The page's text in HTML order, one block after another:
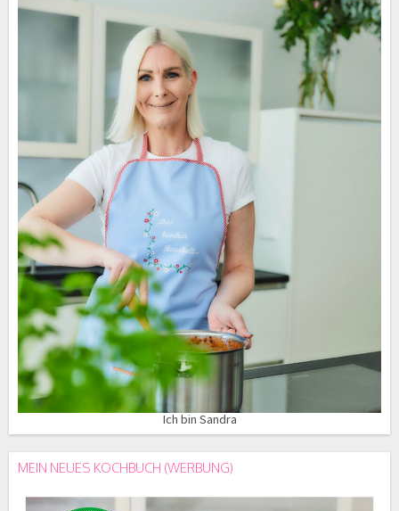
Ich bin Sandra
MEIN NEUES KOCHBUCH (WERBUNG)